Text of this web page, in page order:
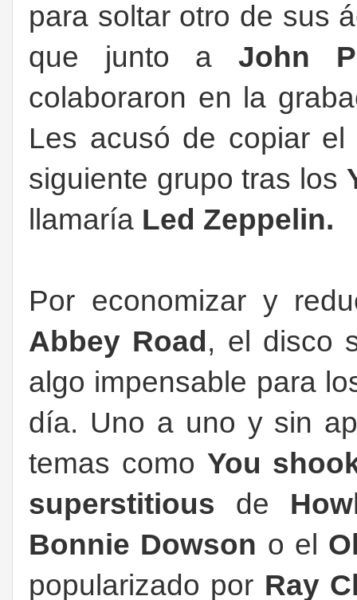
para soltar otro de sus
que junto a John
colaboraron en la
Les acusó de copiar
siguiente grupo tras los
llamaría Led Zeppelin.
Por economizar y
Abbey Road , el disco
algo impensable para
día. Uno a uno y sin
temas como You
superstitious de
Bonnie Dowson o el
popularizado por Ray